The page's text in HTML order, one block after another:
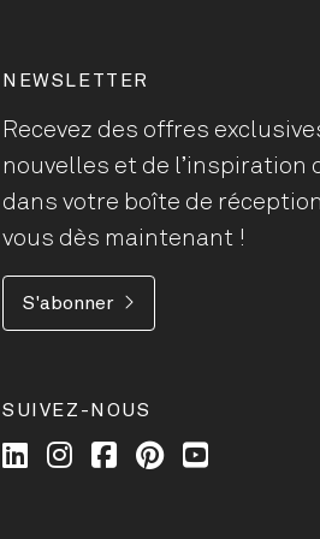
NEWSLETTER
Recevez des offres
nouvelles et de l’inspiration
dans votre boîte de
vous dès maintenant !
S'abonner
SUIVEZ-NOUS
Wilkhahn @ LinkedIn
Wilkhahn @ Instagram
Wilkhahn @ Facebook
Wilkhahn @